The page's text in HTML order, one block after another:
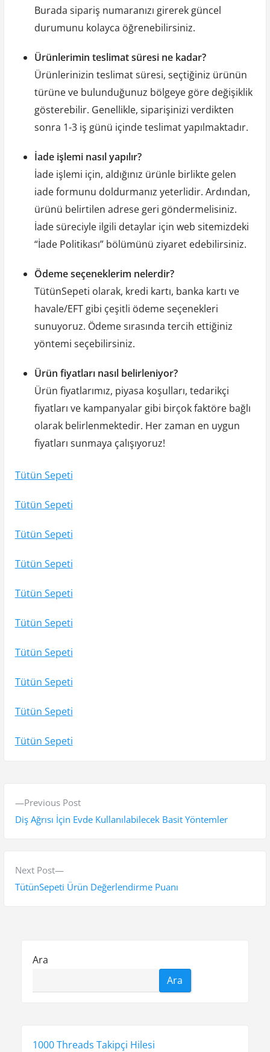
Burada sipariş numaranızı girerek güncel
durumunu kolayca öğrenebilirsiniz.
Ürünlerimin teslimat süresi ne kadar?
Ürünlerinizin teslimat süresi, seçtiğiniz ürünün
türüne ve bulunduğunuz bölgeye göre değişiklik
gösterebilir. Genellikle, siparişinizi verdikten
sonra 1-3 iş günü içinde teslimat yapılmaktadır.
İade işlemi nasıl yapılır?
İade işlemi için, aldığınız ürünle birlikte gelen
iade formunu doldurmanız yeterlidir. Ardından,
ürünü belirtilen adrese geri göndermelisiniz.
İade süreciyle ilgili detaylar için web sitemizdeki
“İade Politikası” bölümünü ziyaret edebilirsiniz.
Ödeme seçeneklerim nelerdir?
TütünSepeti olarak, kredi kartı, banka kartı ve
havale/EFT gibi çeşitli ödeme seçenekleri
sunuyoruz. Ödeme sırasında tercih ettiğiniz
yöntemi seçebilirsiniz.
Ürün fiyatları nasıl belirleniyor?
Ürün fiyatlarımız, piyasa koşulları, tedarikçi
fiyatları ve kampanyalar gibi birçok faktöre bağlı
olarak belirlenmektedir. Her zaman en uygun
fiyatları sunmaya çalışıyoruz!
Tütün Sepeti
Tütün Sepeti
Tütün Sepeti
Tütün Sepeti
Tütün Sepeti
Tütün Sepeti
Tütün Sepeti
Tütün Sepeti
Tütün Sepeti
Tütün Sepeti
Previous PostP
r
o
Diş Ağrısı İçin Evde Kullanılabilecek Basit Yöntemler
Next Post
N
e
TütünSepeti Ürün Değerlendirme Puanı
Ara
Ara
1000 Threads Takipçi Hilesi